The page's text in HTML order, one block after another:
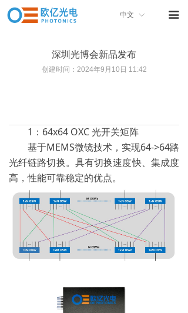
끀
首页 ꀅ
中文
深圳光博会新品发布
创建时间： 2024年9月10日 11:42
1：64x64 OXC 光开关矩阵
基于MEMS微镜技术，实现64->64路
光纤链路切换。具有切换速度快、集成度
高，性能可靠稳定的优点。